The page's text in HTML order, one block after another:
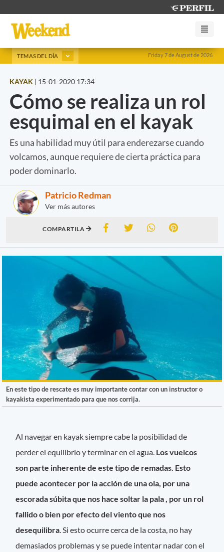
Friday 7 de August de 2026
TEMAS DEL DÍA
KAYAK | 15-01-2020 17:34
Cómo se realiza un rol
esquimal en el kayak
Es una habilidad muy útil para enderezarse cuando
volcamos, aunque requiere de cierta práctica para
poder dominarlo.
Patricio Redman
Ver más autores
COMPARTILA
En este tipo de rescate es muy importante contar con un instructor o
kayakista experimentado para que nos corrija.
Al navegar en kayak siempre cabe la posibilidad de
perder el equilibrio y terminar en el agua. Los vuelcos
son parte inherente de este tipo de remadas. Esto
puede acontecer por la acción de una ola, por una
escorada súbita que nos hace soltar la pala , por un rol
fallido o bien por efecto del viento que nos
desequilibra . Si esto ocurre cerca de la costa, no hay
demasiados problemas y se puede intentar nadar con el